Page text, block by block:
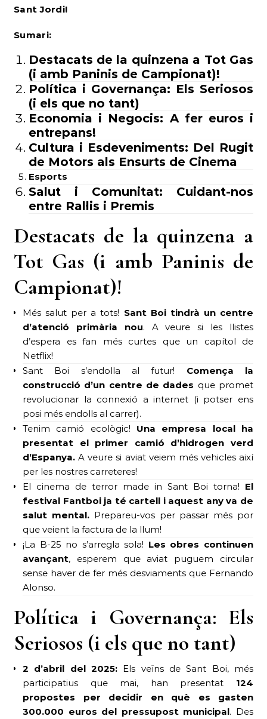
Sant Jordi!
Sumari:
Destacats de la quinzena a Tot Gas
(i amb Paninis de Campionat)!
Política i Governança: Els Seriosos
(i els que no tant)
Economia i Negocis: A fer euros i
entrepans!
Cultura i Esdeveniments: Del Rugit
de Motors als Ensurts de Cinema
Esports
Salut i Comunitat: Cuidant-nos
entre Ral·lis i Premis
Destacats de la quinzena a
Tot Gas (i amb Paninis de
Campionat)!
Més salut per a tots! Sant Boi tindrà un centre
d’atenció primària nou. A veure si les llistes
d’espera es fan més curtes que un capítol de
Netflix!
Sant Boi s’endolla al futur! Comença la
construcció d’un centre de dades que promet
revolucionar la connexió a internet (i potser ens
posi més endolls al carrer).
Tenim camió ecològic! Una empresa local ha
presentat el primer camió d’hidrogen verd
d’Espanya.A veure si aviat veiem més vehicles així
per les nostres carreteres!
El cinema de terror made in Sant Boi torna! El
festival Fantboi ja té cartell i aquest any va de
salut mental.Prepareu-vos per passar més por
que veient la factura de la llum!
¡La B-25 no s’arregla sola! Les obres continuen
avançant, esperem que aviat puguem circular
sense haver de fer més desviaments que Fernando
Alonso.
Política i Governança: Els
Seriosos (i els que no tant)
2 d’abril del 2025: Els veïns de Sant Boi, més
participatius que mai, han presentat 124
propostes per decidir en què es gasten
300.000 euros del pressupost municipal. Des